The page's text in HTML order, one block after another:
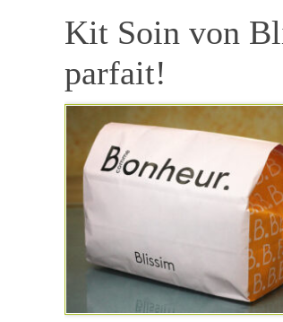
Kit Soin von
parfait!